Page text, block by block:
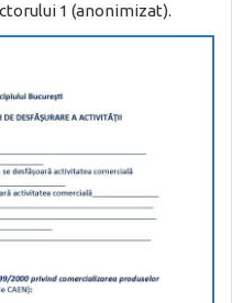
1 (anonimizat).